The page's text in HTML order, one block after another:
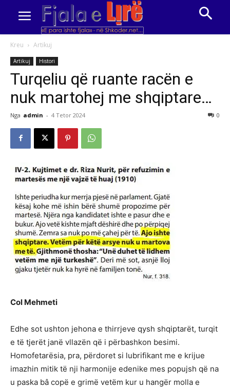
Kreu Artikuj
Artikuj Histori
Turqeliu që ruante racën e
nuk martohej me shqiptare…
Nga admin - 4 Tetor 2024 0
Col Mehmeti
Edhe sot ushton jehona e thirrjeve qysh shqiptarët, turqit
e të tjerët janë vllazën që i përbashkon besimi.
Homofetarësia, pra, përdoret si lubrifikant me e krijue
imazhin mitik të nji harmonije edenike mes popujsh që na
u paska bâ copë e grimë vetëm kur u hangër molla e